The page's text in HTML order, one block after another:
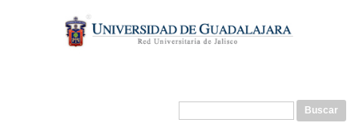
contenido
principal
Formulario de búsqueda
Buscar